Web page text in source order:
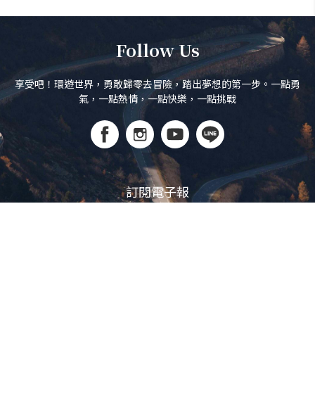
Follow Us
享受吧！環遊世界，勇敢歸零去冒險，踏出夢想的第一步。一點勇
氣，一點熱情，一點快樂，一點挑戰
訂閱電子報